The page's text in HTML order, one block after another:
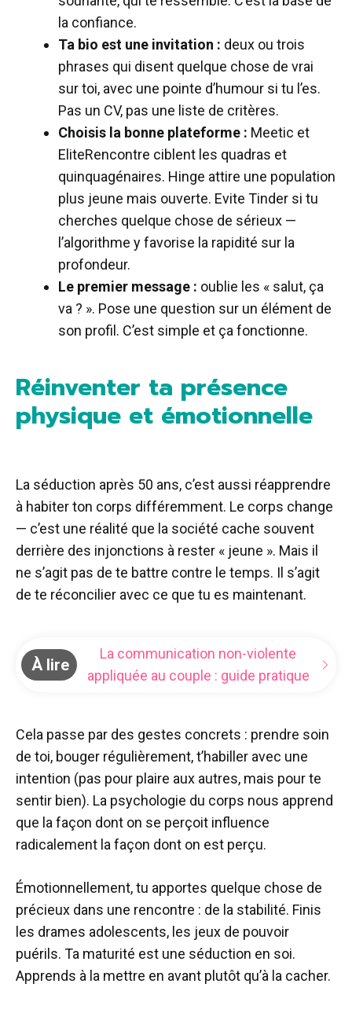
la confiance.
Ta bio est une invitation : deux ou trois
phrases qui disent quelque chose de vrai
sur toi, avec une pointe d’humour si tu l’es.
Pas un CV, pas une liste de critères.
Choisis la bonne plateforme : Meetic et
EliteRencontre ciblent les quadras et
quinquagénaires. Hinge attire une population
plus jeune mais ouverte. Evite Tinder si tu
cherches quelque chose de sérieux —
l’algorithme y favorise la rapidité sur la
profondeur.
Le premier message : oublie les « salut, ça
va ? ». Pose une question sur un élément de
son profil. C’est simple et ça fonctionne.
Réinventer ta présence
physique et émotionnelle
La séduction après 50 ans, c’est aussi réapprendre
à habiter ton corps différemment. Le corps change
— c’est une réalité que la société cache souvent
derrière des injonctions à rester « jeune ». Mais il
ne s’agit pas de te battre contre le temps. Il s’agit
de te réconcilier avec ce que tu es maintenant.
À lire
La communication non-violente
appliquée au couple : guide pratique
Cela passe par des gestes concrets : prendre soin
de toi, bouger régulièrement, t’habiller avec une
intention (pas pour plaire aux autres, mais pour te
sentir bien). La psychologie du corps nous apprend
que la façon dont on se perçoit influence
radicalement la façon dont on est perçu.
Émotionnellement, tu apportes quelque chose de
précieux dans une rencontre : de la stabilité. Finis
les drames adolescents, les jeux de pouvoir
puérils. Ta maturité est une séduction en soi.
Apprends à la mettre en avant plutôt qu’à la cacher.